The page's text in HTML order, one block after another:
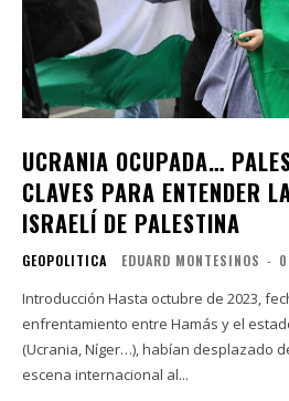
UCRANIA OCUPADA…
CLAVES PARA ENTENDER
ISRAELÍ DE PALESTINA
GEOPOLITICA EDUARD MONTESINOS -
Introducción Hasta octubre de 2023,
enfrentamiento entre Hamás y el
(Ucrania, Níger…), habían desplazado
escena internacional al...